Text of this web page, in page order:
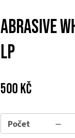
Abrasive
LP
Cena:
500 Kč
Počet